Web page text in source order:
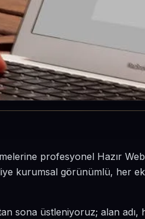
profesyonel Hazır
kurumsal görünümlü, her
sona üstleniyoruz; alan adı,